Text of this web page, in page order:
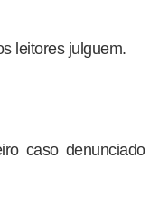
leitores julguem.
caso denunciado